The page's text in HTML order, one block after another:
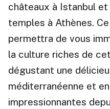
châteaux à Istanbul
temples à Athènes.
permettra de vous
la culture riches de
dégustant une
méditerranéenne et
impressionnantes